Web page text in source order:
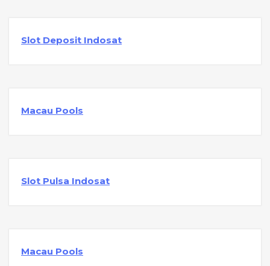
Slot Deposit Indosat
Macau Pools
Slot Pulsa Indosat
Macau Pools